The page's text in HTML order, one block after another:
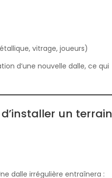
vitrage, joueurs)
d’une nouvelle dalle, ce qui
un terrain
dalle irrégulière entraînera :